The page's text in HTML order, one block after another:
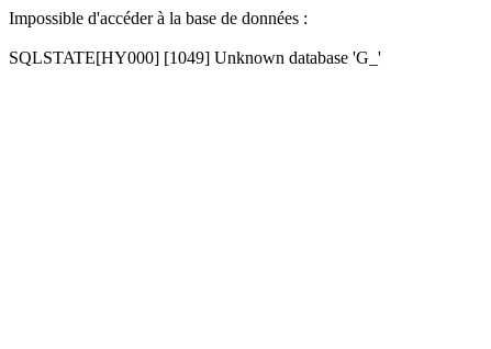
Impossible d'accéder à la base de données :
SQLSTATE[HY000] [1049] Unknown database 'G_'